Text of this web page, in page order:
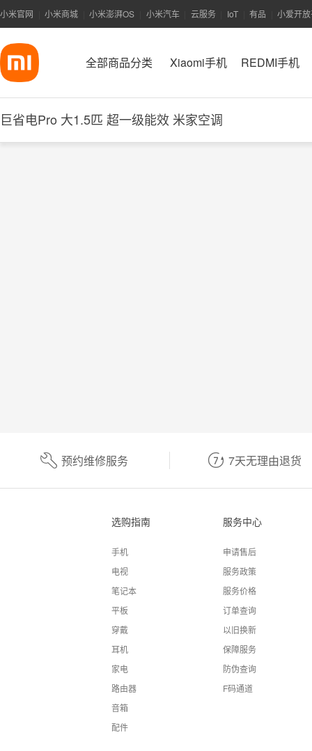
小米官网 小米商城 小米澎湃OS 小米汽车 云服务 IoT 有品 小爱开
全部商品分类 Xiaomi手机 REDMI手机
巨省电Pro 大1.5匹 超一级能效 米家空调
预约维修服务 7天无理由退货
选购指南
手机
电视
笔记本
平板
穿戴
耳机
家电
路由器
音箱
配件
服务中心
申请售后
服务政策
服务价格
订单查询
以旧换新
保障服务
防伪查询
F码通道